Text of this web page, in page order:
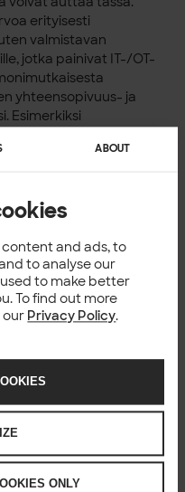
ABOUT
content and ads, to
to analyse our
to make better
To find out more
our Privacy Policy.
ONLY
erityisesti
valmistavan
jotka painivat IT-/OT-
yhteensopivuus- ja
Esimerkiksi
selkeästi aiempaa
lähelle
kehitystä
tukevia
Näemme paljon
tuotannon datan
myös laajemmassa
johtajaAntti Haanpää.
tilaisuuksia
jailmoittaudu